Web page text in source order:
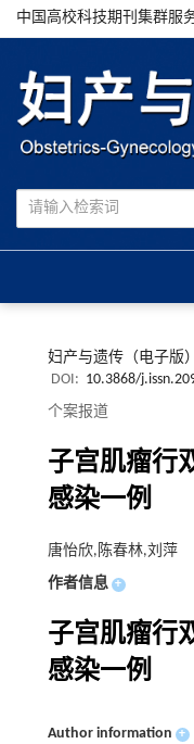
中国高校科技期刊集群服
妇产与遗传（电子版）
DOI: 10.3868/
个案报道
子宫肌瘤行
感染一例
唐怡欣,陈春林,刘萍
作者信息 +
子宫肌瘤行
感染一例
Author information +